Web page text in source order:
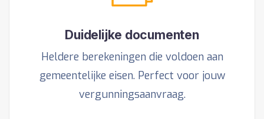
Duidelijke documenten
Heldere berekeningen die voldoen aan
gemeentelijke eisen. Perfect voor jouw
vergunningsaanvraag.